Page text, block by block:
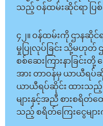
သည့် ဝန်ထမ်းဆိုင်ရာ ပ
၄၂။ ဝန်ထမ်းကို ဌာနဆိုင်
မှုပြုလုပ်ခြင်း သို့မဟုတ်
စစ်ဆေးကြားနာခြင်း
အား တာဝန်မှ ယာယီရပ်
ယာယီရပ်ဆိုင်း ထားသ
များနှင့်အညီ စားစရိတ်ထ
သည့် စရိတ်ကြေးငွေမျာ